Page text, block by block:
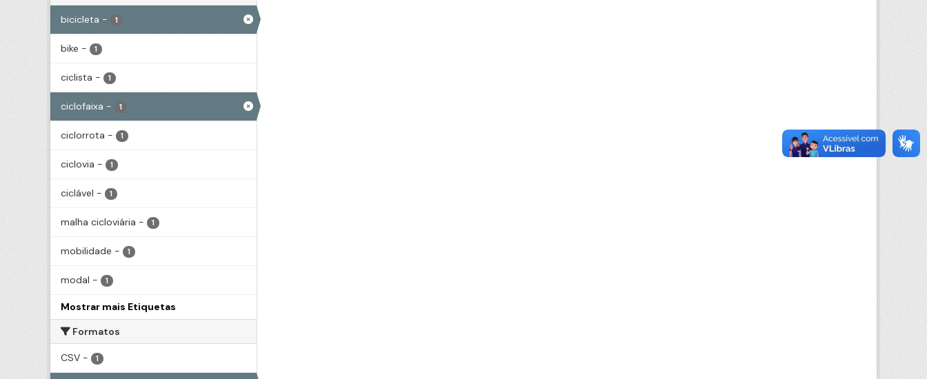
bicicleta - 1
bike - 1
ciclista - 1
ciclofaixa - 1
ciclorrota - 1
ciclovia - 1
ciclável - 1
malha cicloviária - 1
mobilidade - 1
modal - 1
Mostrar mais Etiquetas
Formatos
CSV - 1